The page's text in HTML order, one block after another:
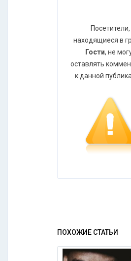
Посетители,
находящиеся в
Гости, не
оставлять
к данной
ПОХОЖИЕ СТАТЬИ